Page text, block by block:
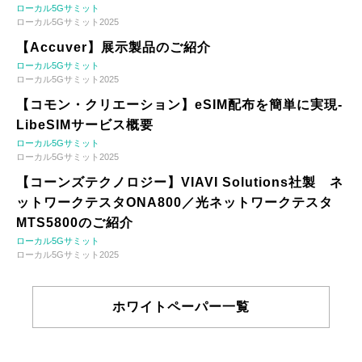
ローカル5Gサミット
ローカル5Gサミット2025
【Accuver】展示製品のご紹介
ローカル5Gサミット
ローカル5Gサミット2025
【コモン・クリエーション】eSIM配布を簡単に実現-
LibeSIMサービス概要
ローカル5Gサミット
ローカル5Gサミット2025
【コーンズテクノロジー】VIAVI Solutions社製 ネ
ットワークテスタONA800／光ネットワークテスタ
MTS5800のご紹介
ローカル5Gサミット
ローカル5Gサミット2025
ホワイトペーパー一覧